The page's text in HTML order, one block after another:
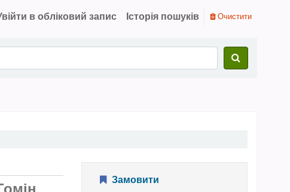
в обліковий запис Історія пошуків Очистити
Замовити